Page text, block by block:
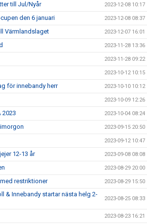
till Jul/Nyår 2023-12-08 10:17
den 6 januari 2023-12-08 08:37
Värmlandslaget 2023-12-07 16:01
2023-11-28 13:36
2023-11-28 09:22
2023-10-12 10:15
för innebandy herr 2023-10-10 10:12
2023-10-09 12:26
2023 2023-10-04 08:24
2023-09-15 20:50
2023-09-12 10:47
12-13 år 2023-09-08 08:08
2023-08-29 20:00
restriktioner 2023-08-29 15:50
& Innebandy startar nästa helg 2-
2023-08-25 08:33
2023-08-23 16:21